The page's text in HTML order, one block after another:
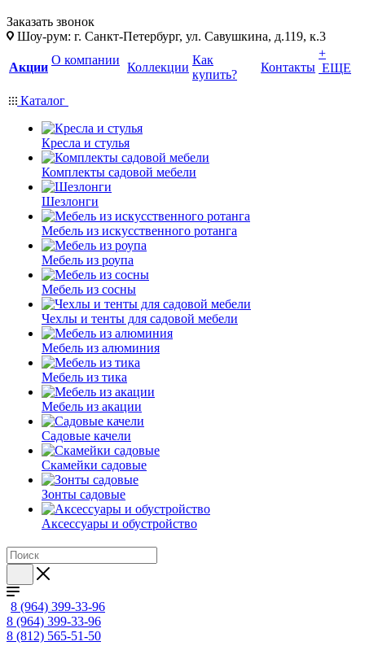
Заказать звонок
Шоу-рум: г. Санкт-Петербург, ул. Савушкина, д.119, к.3
Акции
О компании
Коллекции
Как
купить?
Контакты
+
ЕЩЕ
Каталог
Кресла и стулья
Комплекты садовой мебели
Шезлонги
Мебель из искусственного ротанга
Мебель из роупа
Мебель из сосны
Чехлы и тенты для садовой мебели
Мебель из алюминия
Мебель из тика
Мебель из акации
Садовые качели
Скамейки садовые
Зонты садовые
Аксессуары и обустройство
8 (964) 399-33-96
8 (964) 399-33-96
8 (812) 565-51-50